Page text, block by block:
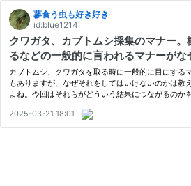
蓼食う虫も好き好き
id:blue1214
クワガタ、カブトムシ採集のマナー。
るなどの一般的に言われるマナーがな
かを紹介。
カブトムシ、クワガタを取る時に一般的に目にする
もありますが、なぜそれをしてはいけないのかは教
よね。今回はそれらがどういう結果につながるのか
2025-03-21 18:01